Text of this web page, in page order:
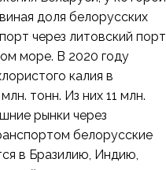
доля белорусских
через литовский порт
море. В 2020 году
калия в
тонн. Из них 11 млн.
рынки через
белорусские
в Бразилию, Индию,